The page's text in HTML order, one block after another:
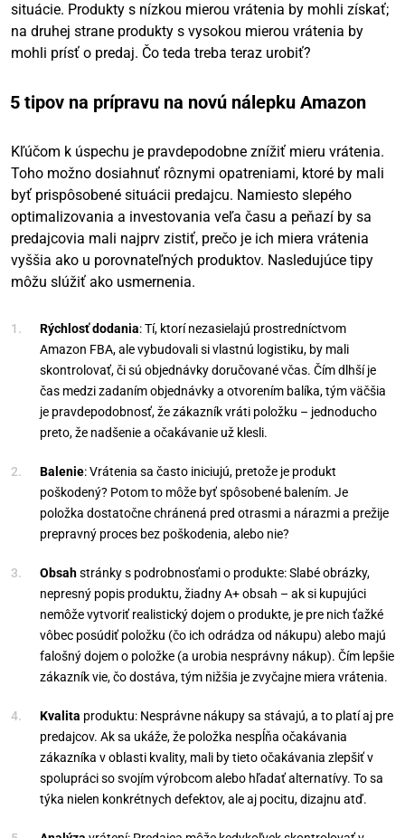
situácie. Produkty s nízkou mierou vrátenia by mohli získať;
na druhej strane produkty s vysokou mierou vrátenia by
mohli prísť o predaj. Čo teda treba teraz urobiť?
5 tipov na prípravu na novú nálepku Amazon
Kľúčom k úspechu je pravdepodobne znížiť mieru vrátenia.
Toho možno dosiahnuť rôznymi opatreniami, ktoré by mali
byť prispôsobené situácii predajcu. Namiesto slepého
optimalizovania a investovania veľa času a peňazí by sa
predajcovia mali najprv zistiť, prečo je ich miera vrátenia
vyššia ako u porovnateľných produktov. Nasledujúce tipy
môžu slúžiť ako usmernenia.
Rýchlosť dodania: Tí, ktorí nezasielajú prostredníctvom
Amazon FBA, ale vybudovali si vlastnú logistiku, by mali
skontrolovať, či sú objednávky doručované včas. Čím dlhší je
čas medzi zadaním objednávky a otvorením balíka, tým väčšia
je pravdepodobnosť, že zákazník vráti položku – jednoducho
preto, že nadšenie a očakávanie už klesli.
Balenie: Vrátenia sa často iniciujú, pretože je produkt
poškodený? Potom to môže byť spôsobené balením. Je
položka dostatočne chránená pred otrasmi a nárazmi a prežije
prepravný proces bez poškodenia, alebo nie?
Obsahstránky s podrobnosťami o produkte: Slabé obrázky,
nepresný popis produktu, žiadny A+ obsah – ak si kupujúci
nemôže vytvoriť realistický dojem o produkte, je pre nich ťažké
vôbec posúdiť položku (čo ich odrádza od nákupu) alebo majú
falošný dojem o položke (a urobia nesprávny nákup). Čím lepšie
zákazník vie, čo dostáva, tým nižšia je zvyčajne miera vrátenia.
Kvalita produktu: Nesprávne nákupy sa stávajú, a to platí aj pre
predajcov. Ak sa ukáže, že položka nespĺňa očakávania
zákazníka v oblasti kvality, mali by tieto očakávania zlepšiť v
spolupráci so svojím výrobcom alebo hľadať alternatívy. To sa
týka nielen konkrétnych defektov, ale aj pocitu, dizajnu atď.